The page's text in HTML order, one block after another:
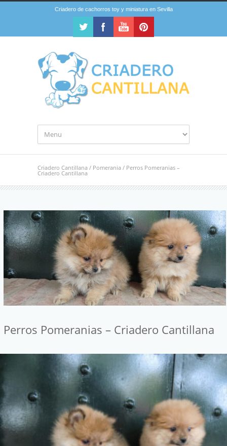
Criadero de cachorros toy y miniatura en Sevilla
Criadero Cantillana / Pomerania / Perros Pomeranias –
Criadero Cantillana
Perros Pomeranias – Criadero Cantillana